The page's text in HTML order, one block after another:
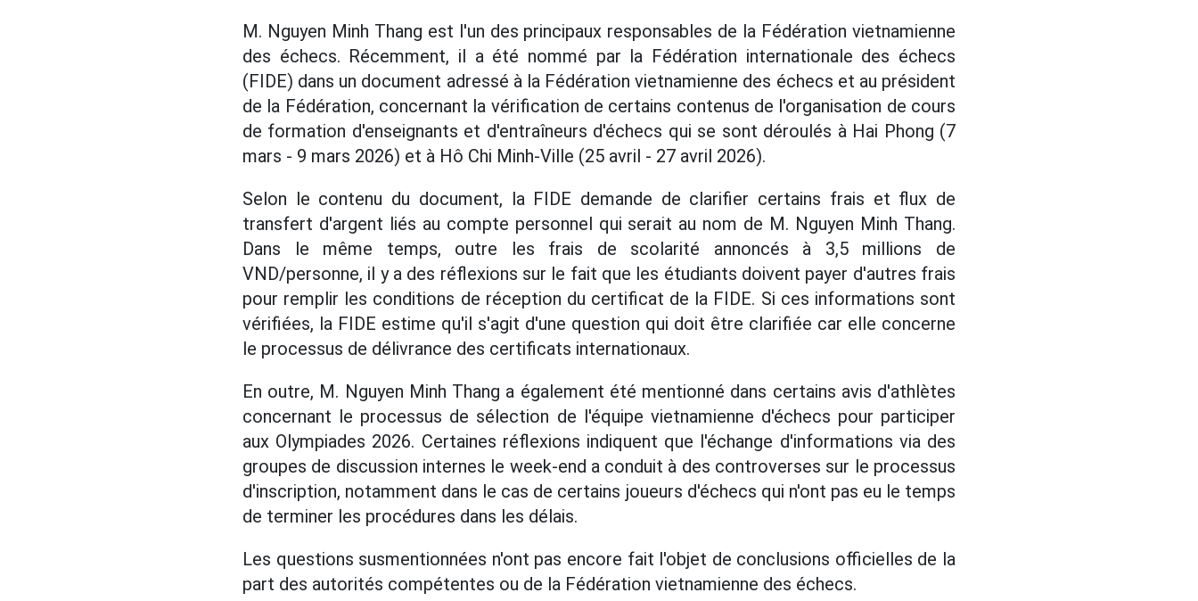
M. Nguyen Minh Thang est l'un des principaux responsables de la Fédération vietnamienne
des échecs. Récemment, il a été nommé par la Fédération internationale des échecs
(FIDE) dans un document adressé à la Fédération vietnamienne des échecs et au président
de la Fédération, concernant la vérification de certains contenus de l'organisation de cours
de formation d'enseignants et d'entraîneurs d'échecs qui se sont déroulés à Hai Phong (7
mars - 9 mars 2026) et à Hô Chi Minh-Ville (25 avril - 27 avril 2026).
Selon le contenu du document, la FIDE demande de clarifier certains frais et flux de
transfert d'argent liés au compte personnel qui serait au nom de M. Nguyen Minh Thang.
Dans le même temps, outre les frais de scolarité annoncés à 3,5 millions de
VND/personne, il y a des réflexions sur le fait que les étudiants doivent payer d'autres frais
pour remplir les conditions de réception du certificat de la FIDE. Si ces informations sont
vérifiées, la FIDE estime qu'il s'agit d'une question qui doit être clarifiée car elle concerne
le processus de délivrance des certificats internationaux.
En outre, M. Nguyen Minh Thang a également été mentionné dans certains avis d'athlètes
concernant le processus de sélection de l'équipe vietnamienne d'échecs pour participer
aux Olympiades 2026. Certaines réflexions indiquent que l'échange d'informations via des
groupes de discussion internes le week-end a conduit à des controverses sur le processus
d'inscription, notamment dans le cas de certains joueurs d'échecs qui n'ont pas eu le temps
de terminer les procédures dans les délais.
Les questions susmentionnées n'ont pas encore fait l'objet de conclusions officielles de la
part des autorités compétentes ou de la Fédération vietnamienne des échecs.